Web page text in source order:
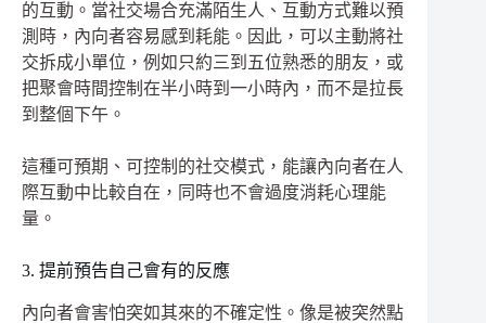
的互動。當社交場合充滿陌生人、互動方式難以預
測時，內向者容易感到耗能。因此，可以主動將社
交拆成小單位，例如只約三到五位熟悉的朋友，或
把聚會時間控制在半小時到一小時內，而不是拉長
到整個下午。
這種可預期、可控制的社交模式，能讓內向者在人
際互動中比較自在，同時也不會過度消耗心理能
量。
3. 提前預告自己會有的反應
內向者會害怕突如其來的不確定性。像是被突然點